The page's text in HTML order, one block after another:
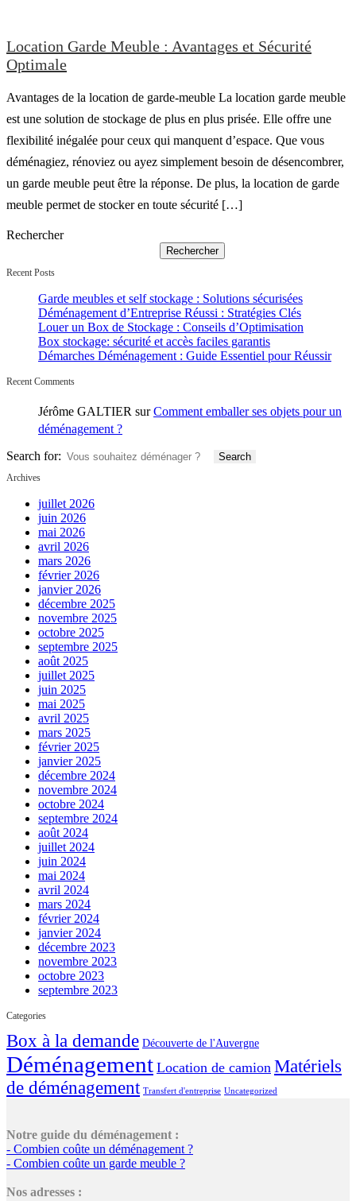
Location Garde Meuble : Avantages et Sécurité
Optimale
Avantages de la location de garde-meuble La location garde meuble
est une solution de stockage de plus en plus prisée. Elle offre une
flexibilité inégalée pour ceux qui manquent d’espace. Que vous
déménagiez, rénoviez ou ayez simplement besoin de désencombrer,
un garde meuble peut être la réponse. De plus, la location de garde
meuble permet de stocker en toute sécurité […]
Rechercher
Rechercher
Recent Posts
Garde meubles et self stockage : Solutions sécurisées
Déménagement d’Entreprise Réussi : Stratégies Clés
Louer un Box de Stockage : Conseils d’Optimisation
Box stockage: sécurité et accès faciles garantis
Démarches Déménagement : Guide Essentiel pour Réussir
Recent Comments
Jérôme GALTIER surComment emballer ses objets pour un
déménagement ?
Search for:
Archives
juillet 2026
juin 2026
mai 2026
avril 2026
mars 2026
février 2026
janvier 2026
décembre 2025
novembre 2025
octobre 2025
septembre 2025
août 2025
juillet 2025
juin 2025
mai 2025
avril 2025
mars 2025
février 2025
janvier 2025
décembre 2024
novembre 2024
octobre 2024
septembre 2024
août 2024
juillet 2024
juin 2024
mai 2024
avril 2024
mars 2024
février 2024
janvier 2024
décembre 2023
novembre 2023
octobre 2023
septembre 2023
Categories
Box à la demande Découverte de l'Auvergne
Déménagement Location de camion Matériels
de déménagement Transfert d'entreprise Uncategorized
Notre guide du déménagement :
- Combien coûte un déménagement ?
- Combien coûte un garde meuble ?
Nos adresses :